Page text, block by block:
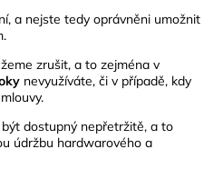
a nejste tedy oprávněni umožnit
zrušit, a to zejména v
nevyužíváte, či v případě, kdy
dostupný nepřetržitě, a to
údržbu hardwarového a